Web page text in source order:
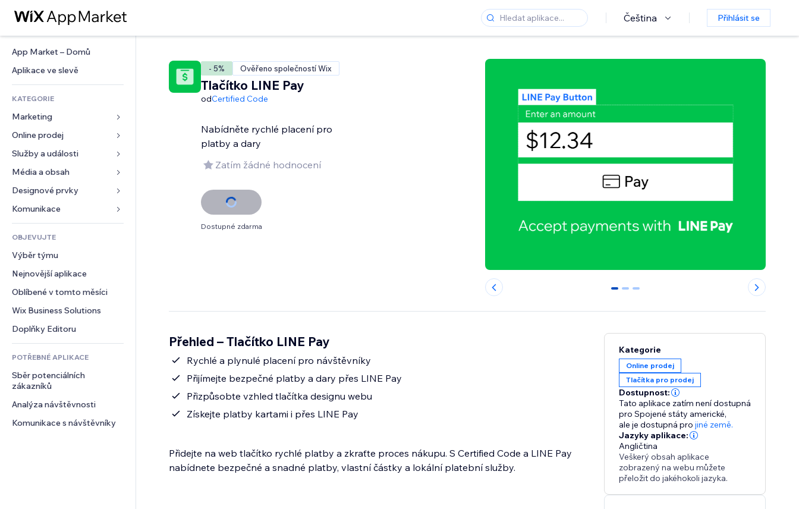
Čeština Přihlásit se
App Market – Domů
Aplikace ve slevě
KATEGORIE
Marketing
Reklamy
Mobilní zařízení
Analytika
Výpisy webu
E‑mail
Online prodej
Aplikace pro obchody
Doprava a doručení
Tlačítka pro prodej
Účetnictví
Kupóny a věrnostní programy
Skladování
Jídlo a nápoje
Služby a události
Ubytování
Události
Restaurace
Nemovitosti
Rezervace
Média a obsah
Galerie
Hudba
Podcasty
Fotografie
Video
PDF
Sdílení souborů
Novinky
Designové prvky
Mapy a navigace
Soukromí a bezpečnost
Hodiny
Šablony stránek
Efekty pro obrázky
Tlačítka a nabídky
Bannery a odznaky
Kalkulačky
Vyhledávání
Počasí
Tabulky a grafy
Formuláře
Ankety
Chat
Komentáře
Telefon
Komunita
Reference a recenze
CRM
OBJEVUJTE
Výběr týmu
Nejnovější aplikace
Oblíbené v tomto měsíci
Wix Business Solutions
Doplňky Editoru
POTŘEBNÉ APLIKACE
Sběr potenciálních
zákazníků
Analýza návštěvnosti
Komunikace s návštěvníky
- 5% Ověřeno společností Wix
Tlačítko LINE Pay
odCertified Code
Nabídněte rychlé placení pro
platby a dary
Zatím žádné hodnocení
Dostupné zdarma
0 1 2
Přehled – Tlačítko LINE Pay
Rychlé a plynulé placení pro návštěvníky
Přijímejte bezpečné platby a dary přes LINE Pay
Přizpůsobte vzhled tlačítka designu webu
Získejte platby kartami i přes LINE Pay
Přidejte na web tlačítko rychlé platby a zkraťte proces nákupu. S Certified Code a LINE Pay
nabídnete bezpečné a snadné platby, vlastní částky a lokální platební služby.
Kategorie
Online prodej
Tlačítka pro prodej
Dostupnost:
Tato aplikace zatím není dostupná
pro Spojené státy americké,
ale je dostupná pro jiné země.
Jazyky aplikace:
Angličtina
Veškerý obsah aplikace
zobrazený na webu můžete
přeložit do jakéhokoli jazyka.